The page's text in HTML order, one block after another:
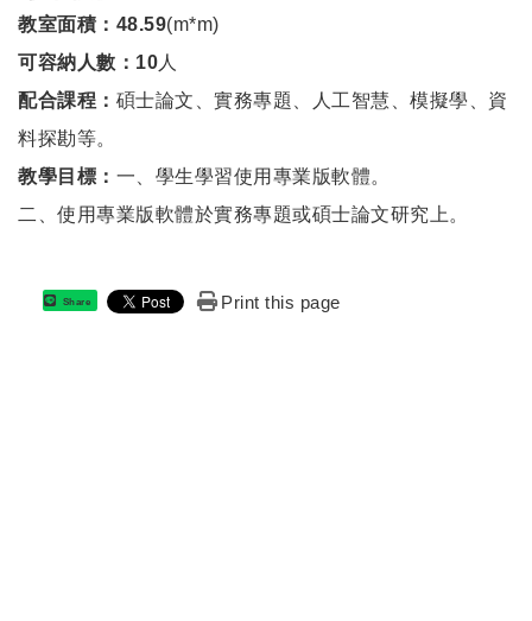
教室面積：48.59(m*m)
可容納人數：10 人
配合課程： 碩士論文、實務專題、人工智慧、模擬學、資
料探勘等。
教學目標： 一、學生學習使用專業版軟體。
二、使用專業版軟體於實務專題或碩士論文研究上。
Share Print this page